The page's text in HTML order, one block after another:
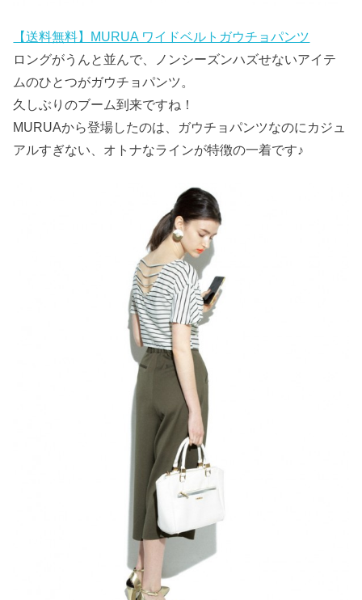
【送料無料】MURUA ワイドベルトガウチョパンツ
ロングがうんと並んで、ノンシーズンハズせないアイテ
ムのひとつがガウチョパンツ。
久しぶりのブーム到来ですね！
MURUAから登場したのは、ガウチョパンツなのにカジュ
アルすぎない、オトナなラインが特徴の一着です♪